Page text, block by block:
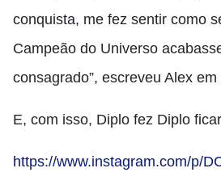
conquista, me fez sentir como
Campeão do Universo
consagrado”, escreveu Alex
E, com isso, Diplo fez Diplo
https://www.instagram.com/p/